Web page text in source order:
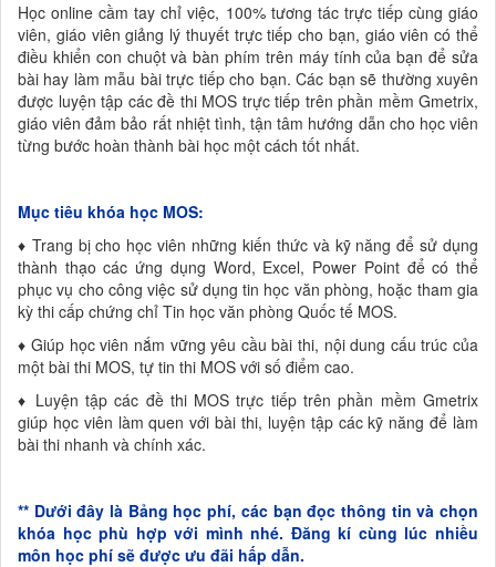
Học online cầm tay chỉ việc, 100% tương tác trực tiếp cùng giáo
viên, giáo viên giảng lý thuyết trực tiếp cho bạn, giáo viên có thể
điều khiển con chuột và bàn phím trên máy tính của bạn để sửa
bài hay làm mẫu bài trực tiếp cho bạn. Các bạn sẽ thường xuyên
được luyện tập các đề thi MOS trực tiếp trên phần mềm Gmetrix,
giáo viên đảm bảo rất nhiệt tình, tận tâm hướng dẫn cho học viên
từng bước hoàn thành bài học một cách tốt nhất.
Mục tiêu khóa học MOS:
♦ Trang bị cho học viên những kiến thức và kỹ năng để sử dụng
thành thạo các ứng dụng Word, Excel, Power Point để có thể
phục vụ cho công việc sử dụng tin học văn phòng, hoặc tham gia
kỳ thi cấp chứng chỉ Tin học văn phòng Quốc tế MOS.
♦ Giúp học viên nắm vững yêu cầu bài thi, nội dung cấu trúc của
một bài thi MOS, tự tin thi MOS với số điểm cao.
♦ Luyện tập các đề thi MOS trực tiếp trên phần mềm Gmetrix
giúp học viên làm quen với bài thi, luyện tập các kỹ năng để làm
bài thi nhanh và chính xác.
** Dưới đây là Bảng học phí, các bạn đọc thông tin và chọn
khóa học phù hợp với mình nhé. Đăng kí cùng lúc nhiều
môn học phí sẽ được ưu đãi hấp dẫn.